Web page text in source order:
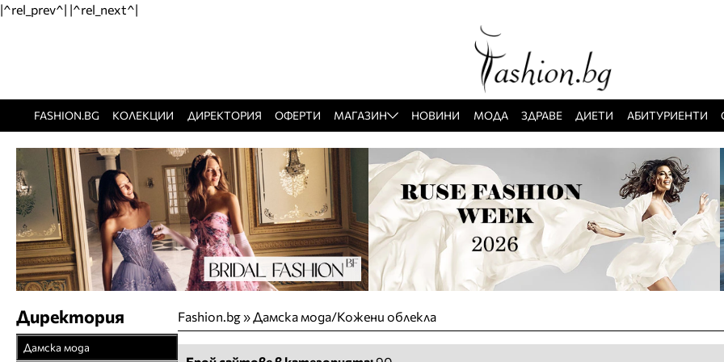
|^rel_prev^| |^rel_next^|
FASHION.BG КОЛЕКЦИИ ДИРЕКТОРИЯ ОФЕРТИ МАГАЗИН НОВИНИ МОДА ЗДРАВЕ ДИЕТИ АБИТУРИЕНТИ
Fashion.bg»Дамска мода/Кожени облекла
Директория
Дамска мода